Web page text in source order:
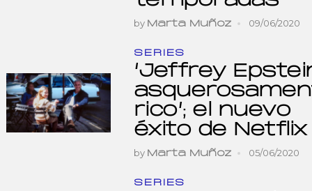
by Marta Muñoz 09/06/2020
SERIES
‘Jeffrey
rico’; el nuevo
éxito de Netflix
by Marta Muñoz 05/06/2020
SERIES